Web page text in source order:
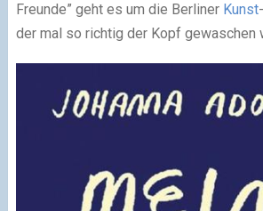
Freunde” geht es um die Berliner Kunst
der mal so richtig der Kopf gewaschen